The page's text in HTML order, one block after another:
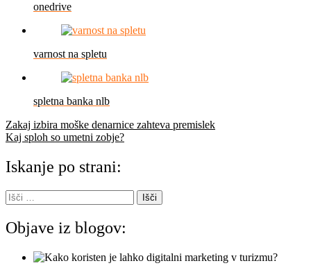
onedrive
varnost na spletu
spletna banka nlb
Navigacija
prispevka
Zakaj izbira moške denarnice zahteva premislek
Kaj sploh so umetni zobje?
Iskanje po strani:
Išči:
Objave iz blogov: